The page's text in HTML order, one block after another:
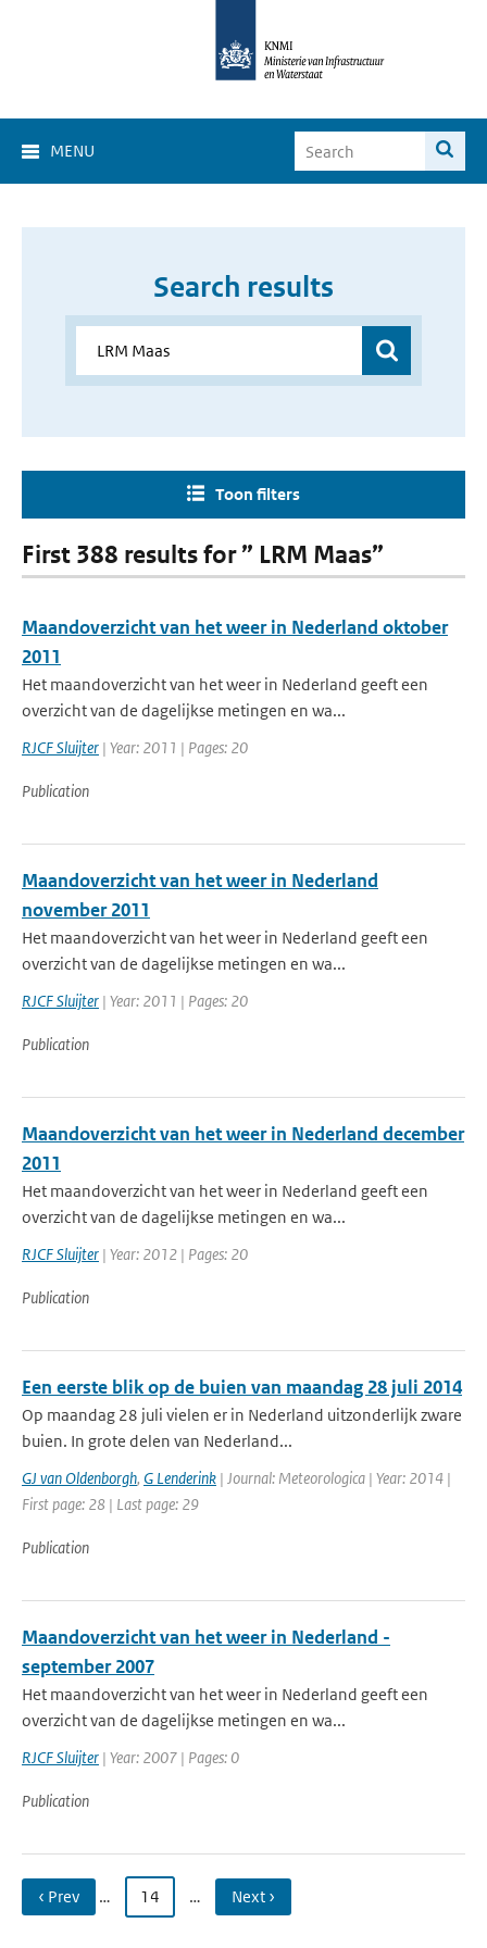
MENU
Search results
Toon filters
First 388 results for ” LRM Maas”
Maandoverzicht van het weer in Nederland oktober
2011
Het maandoverzicht van het weer in Nederland geeft een
overzicht van de dagelijkse metingen en wa...
RJCF Sluijter | Year: 2011 | Pages: 20
Publication
Maandoverzicht van het weer in Nederland
november 2011
Het maandoverzicht van het weer in Nederland geeft een
overzicht van de dagelijkse metingen en wa...
RJCF Sluijter | Year: 2011 | Pages: 20
Publication
Maandoverzicht van het weer in Nederland december
2011
Het maandoverzicht van het weer in Nederland geeft een
overzicht van de dagelijkse metingen en wa...
RJCF Sluijter | Year: 2012 | Pages: 20
Publication
Een eerste blik op de buien van maandag 28 juli 2014
Op maandag 28 juli vielen er in Nederland uitzonderlijk zware
buien. In grote delen van Nederland...
GJ van Oldenborgh, G Lenderink | Journal: Meteorologica | Year: 2014 |
First page: 28 | Last page: 29
Publication
Maandoverzicht van het weer in Nederland -
september 2007
Het maandoverzicht van het weer in Nederland geeft een
overzicht van de dagelijkse metingen en wa...
RJCF Sluijter | Year: 2007 | Pages: 0
Publication
‹ Prev … 14 … Next ›